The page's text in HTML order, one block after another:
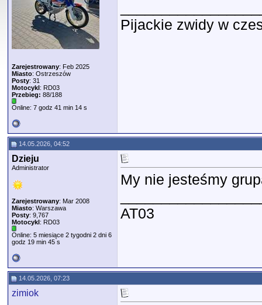
Zarejestrowany: Feb 2025
Miasto: Ostrzeszów
Posty: 31
Motocykl: RD03
Przebieg: 88/188
Online: 7 godz 41 min 14 s
Pijackie zwidy w
14.05.2026, 04:52
Dzieju
Administrator
Zarejestrowany: Mar 2008
Miasto: Warszawa
Posty: 9,767
Motocykl: RD03
Online: 5 miesiące 2 tygodni 2 dni 6
godz 19 min 45 s
My nie jesteśmy
AT03
14.05.2026, 07:23
zimiok